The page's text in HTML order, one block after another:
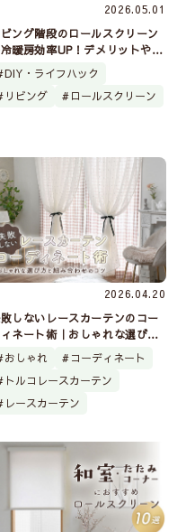
2026.05.01
ビング階段のロールスクリーン
暖房効率UP！デメリットやお
ゃれなおすすめアイテムは？
DIY・ライフハック
リビング
ロールスクリーン
2026.04.20
しないレースカーテンのコー
ネート術｜おしゃれな選び方
組み合わせのコツ
おしゃれ
コーディネート
トルコレースカーテン
レースカーテン